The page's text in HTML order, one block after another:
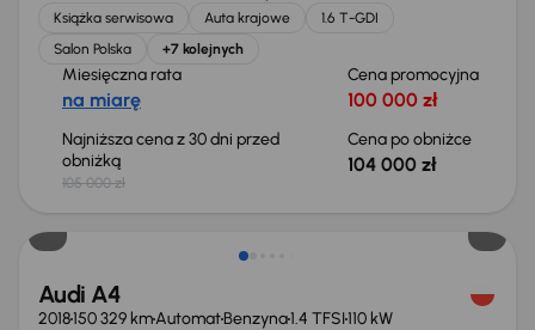
Książka serwisowa Auta krajowe
1.6 T-GDI
Salon Polska
+7 kolejnych
Miesięczna rata
na miarę
Cena promocyjna
100 000 zł
Najniższa cena z 30 dni przed
obniżką
105 000 zł
Cena po obniżce
104 000 zł
Audi A4
2018150 329 kmAutomatBenzyna1.4 TFSI110 kW